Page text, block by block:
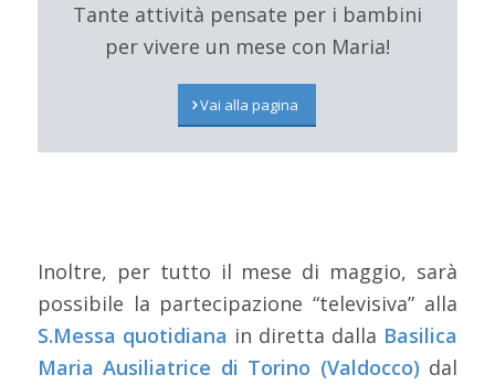
Tante attività pensate per i bambini
per vivere un mese con Maria!
Vai alla pagina
Inoltre, per tutto il mese di maggio, sarà
possibile la partecipazione “televisiva” alla
S.Messa quotidiana in diretta dalla Basilica
Maria Ausiliatrice di Torino (Valdocco) dal